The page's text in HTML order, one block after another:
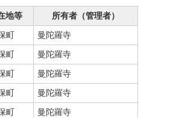
地等
所有者（管理者）
町
曼陀羅寺
町
曼陀羅寺
町
曼陀羅寺
町
曼陀羅寺
町
曼陀羅寺